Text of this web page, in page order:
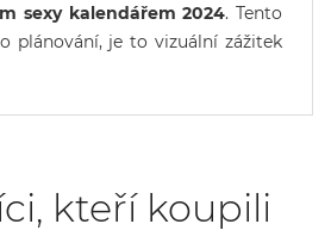
sexy kalendářem 2024. Tento
plánování, je to vizuální zážitek
kteří koupili